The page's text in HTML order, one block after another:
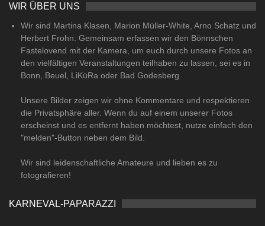
WIR ÜBER UNS
Wir sind Martina Klasen, Marion Müller-White, Arno Schatz und
Herbert Frohn. Gemeinsam erfassen wir den Bönnschen
Fastelovend mit der Kamera, um euch durch unsere Fotos an
den vielfältigen Veranstaltungen teilhaben zu lassen, sei es in
Bonn, Beuel, LiKüRa oder Bad Godesberg.
Unsere Bilder zeigen wir ohne Kommentare und respektieren
die Privatsphäre aller. Wenn du auf einem unserer Fotos
erscheinst und es entfernt haben möchtest, nutze einfach den
"melden"-Button neben dem Bild.
Wir sind leidenschaftliche Amateure und lieben es zu
fotografieren!
KARNEVAL-PAPARAZZI